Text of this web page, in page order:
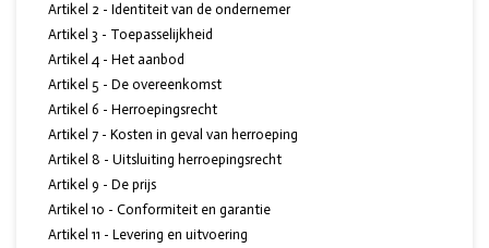
Artikel 2 - Identiteit van de ondernemer
Artikel 3 - Toepasselijkheid
Artikel 4 - Het aanbod
Artikel 5 - De overeenkomst
Artikel 6 - Herroepingsrecht
Artikel 7 - Kosten in geval van herroeping
Artikel 8 - Uitsluiting herroepingsrecht
Artikel 9 - De prijs
Artikel 10 - Conformiteit en garantie
Artikel 11 - Levering en uitvoering